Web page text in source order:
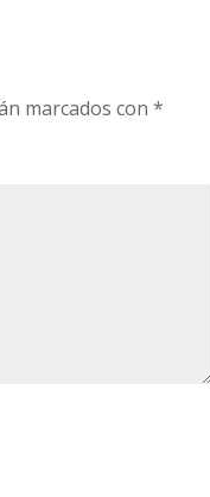
marcados con*